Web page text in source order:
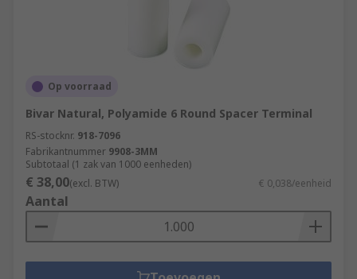
Op voorraad
Bivar Natural, Polyamide 6 Round Spacer Terminal
RS-stocknr. 918-7096
Fabrikantnummer 9908-3MM
Subtotaal (1 zak van 1000 eenheden)
€ 38,00(excl. BTW) € 0,038/eenheid
Aantal